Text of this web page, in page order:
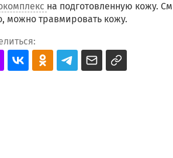
на подготовленную кожу.
можно травмировать кожу.